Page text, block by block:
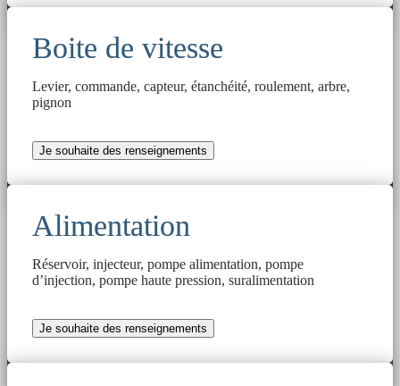
Boite de vitesse
Levier, commande, capteur, étanchéité, roulement, arbre,
pignon
Je souhaite des renseignements
Alimentation
Réservoir, injecteur, pompe alimentation, pompe
d’injection, pompe haute pression, suralimentation
Je souhaite des renseignements